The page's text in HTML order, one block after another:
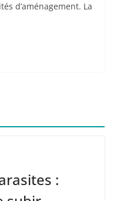
d’aménagement. La
: